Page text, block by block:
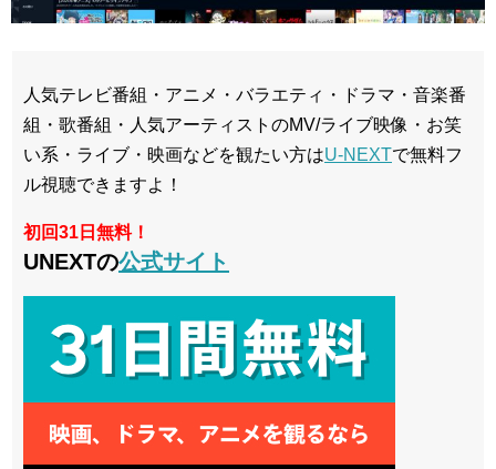
人気テレビ番組・アニメ・バラエティ・ドラマ・音楽番
組・歌番組・人気アーティストのMV/ライブ映像・お笑
い系・ライブ・映画などを観たい方はU-NEXTで無料フ
ル視聴できますよ！
初回31日無料！
UNEXTの公式サイト